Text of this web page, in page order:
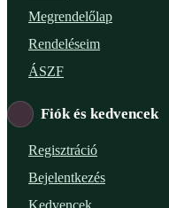
Megrendelőlap
Rendeléseim
ÁSZF
Fiók és kedvencek
Regisztráció
Bejelentkezés
Kedvencek